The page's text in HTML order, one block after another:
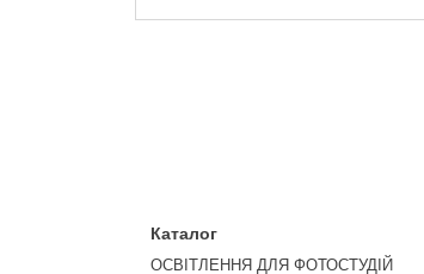
Каталог
ОСВІТЛЕННЯ ДЛЯ ФОТОСТУДІЙ